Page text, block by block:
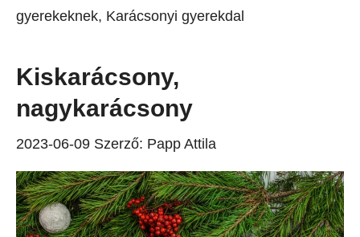
gyerekeknek, Karácsonyi gyerekdal
Kiskarácsony,
nagykarácsony
2023-06-09 Szerző: Papp Attila